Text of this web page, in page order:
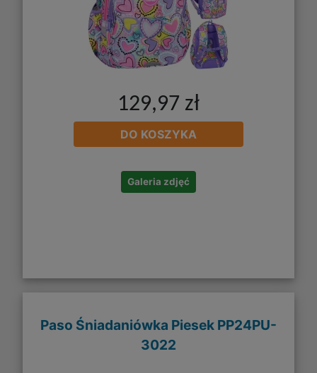
129,97 zł
DO KOSZYKA
Galeria zdjęć
Paso Śniadaniówka Piesek PP24PU-
3022